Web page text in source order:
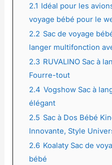
2.1 Idéal pour les
voyage bébé pour le
2.2 Sac de voyage
langer multifonction
2.3 RUVALINO Sac à
Fourre-tout
2.4 Vogshow Sac à
élégant
2.5 Sac à Dos Bébé
Innovante, Style
2.6 Koalaty Sac de
bébé